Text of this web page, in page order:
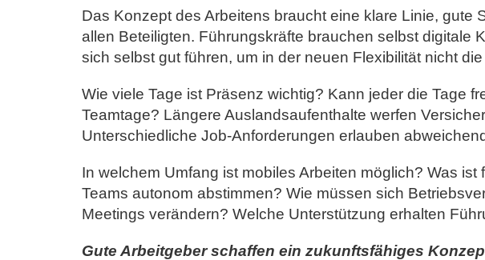
Das Konzept des Arbeitens braucht eine klare Linie, gute
allen Beteiligten. Führungskräfte brauchen selbst digitale
sich selbst gut führen, um in der neuen Flexibilität nicht
Wie viele Tage ist Präsenz wichtig? Kann jeder die Tage
Teamtage? Längere Auslandsaufenthalte werfen
Unterschiedliche Job-Anforderungen erlauben
In welchem Umfang ist mobiles Arbeiten möglich? Was
Teams autonom abstimmen? Wie müssen sich
Meetings verändern? Welche Unterstützung erhalten
Gute Arbeitgeber schaffen ein zukunftsfähiges